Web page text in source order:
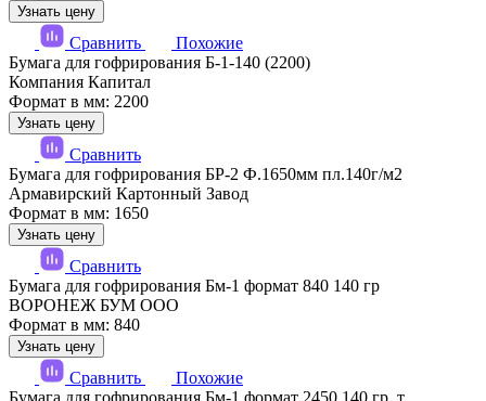
Узнать цену
Сравнить
Похожие
Бумага для гофрирования Б-1-140 (2200)
Компания Капитал
Формат в мм: 2200
Узнать цену
Сравнить
Бумага для гофрирования БР-2 Ф.1650мм пл.140г/м2
Армавирский Картонный Завод
Формат в мм: 1650
Узнать цену
Сравнить
Бумага для гофрирования Бм-1 формат 840 140 гр
ВОРОНЕЖ БУМ ООО
Формат в мм: 840
Узнать цену
Сравнить
Похожие
Бумага для гофрирования Бм-1 формат 2450 140 гр, т